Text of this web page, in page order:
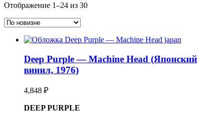
Отображение 1–24 из 30
Deep Purple — Machine Head (Японский
винил, 1976)
4,848 ₽
DEEP PURPLE